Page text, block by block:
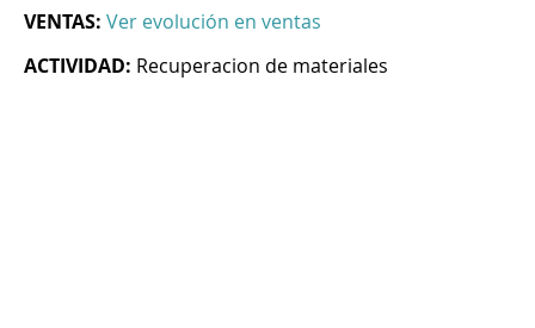
VENTAS: Ver evolución en ventas
ACTIVIDAD: Recuperacion de materiales